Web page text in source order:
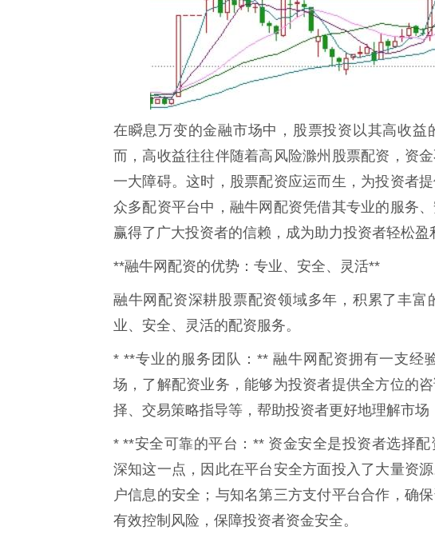
在瞬息万变的金融市场中，股票投资以其高收
而，高收益往往伴随着高风险滁州股票配资，资
一大障碍。这时，股票配资应运而生，为投资者
众多配资平台中，融牛网配资凭借其专业的服务
赢得了广大投资者的信赖，成为助力投资者轻松盈
**融牛网配资的优势：专业、安全、灵活**
融牛网配资深耕股票配资领域多年，积累了丰
业、安全、灵活的配资服务。
* **专业的服务团队：** 融牛网配资拥有一支经
场，了解配资业务，能够为投资者提供全方位的
择、交易策略指导等，帮助投资者更好地理解市场
* **安全可靠的平台：** 资金安全是投资者选择
深知这一点，因此在平台安全方面投入了大量资
户信息的安全；与知名第三方支付平台合作，确
有效控制风险，保障投资者资金安全。